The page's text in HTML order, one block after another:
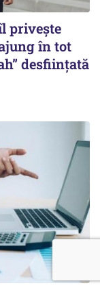
privește
în tot
desființată